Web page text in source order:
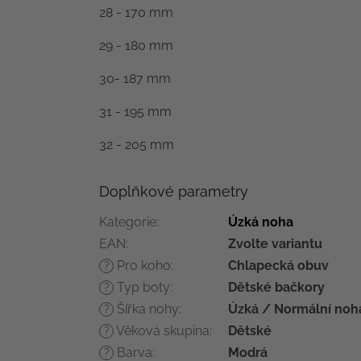
28 - 170 mm
29 - 180 mm
30- 187 mm
31 - 195 mm
32 - 205 mm
Doplňkové parametry
Kategorie:
Úzká noha
EAN: Zvolte variantu
? Pro koho: Chlapecká obuv
? Typ boty: Dětské bačkory
? Šířka nohy: Úzká / Normální
? Věková skupina: Dětské
? Barva: Modrá